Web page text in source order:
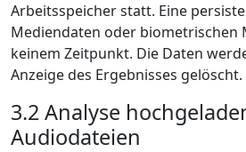
Arbeitsspeicher statt. Eine
Mediendaten oder biometrischen
keinem Zeitpunkt. Die Daten
Anzeige des Ergebnisses gelöscht.
3.2 Analyse
Audiodateien